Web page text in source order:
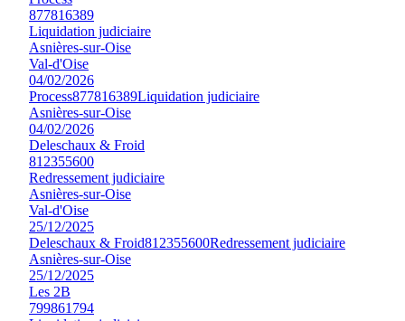
877816389
Liquidation judiciaire
Asnières-sur-Oise
Val-d'Oise
04/02/2026
Process877816389Liquidation judiciaire
Asnières-sur-Oise
04/02/2026
Deleschaux & Froid
812355600
Redressement judiciaire
Asnières-sur-Oise
Val-d'Oise
25/12/2025
Deleschaux & Froid812355600Redressement judiciaire
Asnières-sur-Oise
25/12/2025
Les 2B
799861794